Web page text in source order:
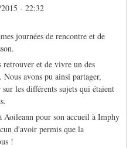
- 22:32
journées de rencontre et de
retrouver et de vivre un des
avons pu ainsi partager,
les différents sujets qui étaient
pour son accueil à Imphy
d'avoir permis que la
!